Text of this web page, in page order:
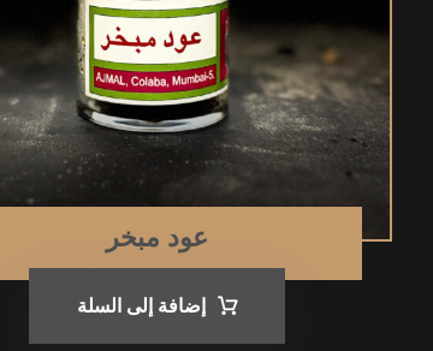
عود مبخر
إضافة إلى السلة